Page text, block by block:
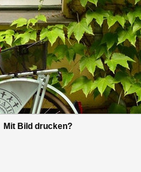
Mit Bild drucken?